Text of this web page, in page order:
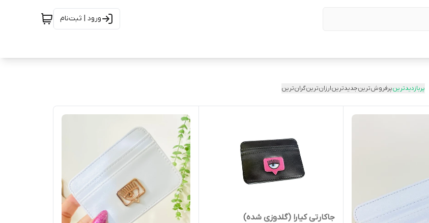
ورود | ثبت‌نام
پربازدیدترینپرفروش‌ترینجدیدترینارزان‌ترینگران‌ترین
جاکارتی کیارا (گلدوزی شده)